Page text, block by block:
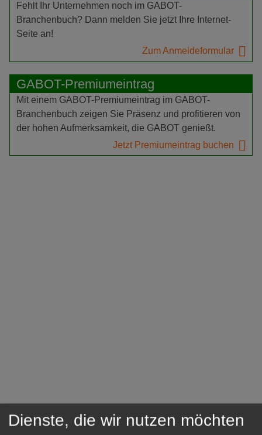
Fehlt Ihr Unternehmen noch im GABOT-
Branchenbuch? Dann melden Sie jetzt Ihre Internet-
Seite an!
Zum Anmeldeformular
GABOT-Premiumeintrag
Mit einem GABOT-Premiumeintrag im GABOT-
Branchenbuch zeigen Sie Präsenz und profitieren von
der hohen Aufmerksamkeit, die GABOT genießt.
Jetzt Premiumeintrag buchen
Dienste, die wir nutzen möchten